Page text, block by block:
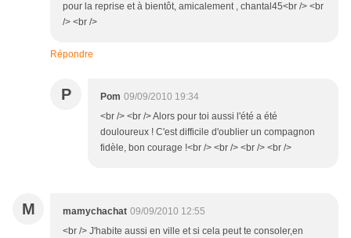
pour la reprise et à bientôt, amicalement , chantal45<br /> <br
/> <br />
Répondre
P Pom 09/09/2010 19:34
<br /> <br /> Alors pour toi aussi l'été a été
douloureux ! C'est difficile d'oublier un compagnon
fidèle, bon courage !<br /> <br /> <br /> <br />
M mamychachat 09/09/2010 12:55
<br /> J'habite aussi en ville et si cela peut te consoler,en